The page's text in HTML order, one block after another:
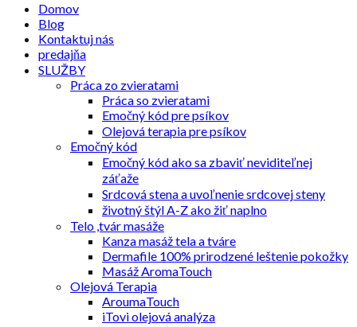
Domov
Blog
Kontaktuj nás
predajňa
SLUŽBY
Práca zo zvieratami
Práca so zvieratami
Emočný kód pre psíkov
Olejová terapia pre psíkov
Emočný kód
Emočný kód ako sa zbaviť neviditeľnej
záťaže
Srdcová stena a uvoľnenie srdcovej steny
životný štýl A-Z ako žiť naplno
Telo ,tvár masáže
Kanza masáž tela a tváre
Dermafile 100% prirodzené leštenie pokožky
Masáž AromaTouch
Olejová Terapia
AroumaTouch
iTovi olejová analýza